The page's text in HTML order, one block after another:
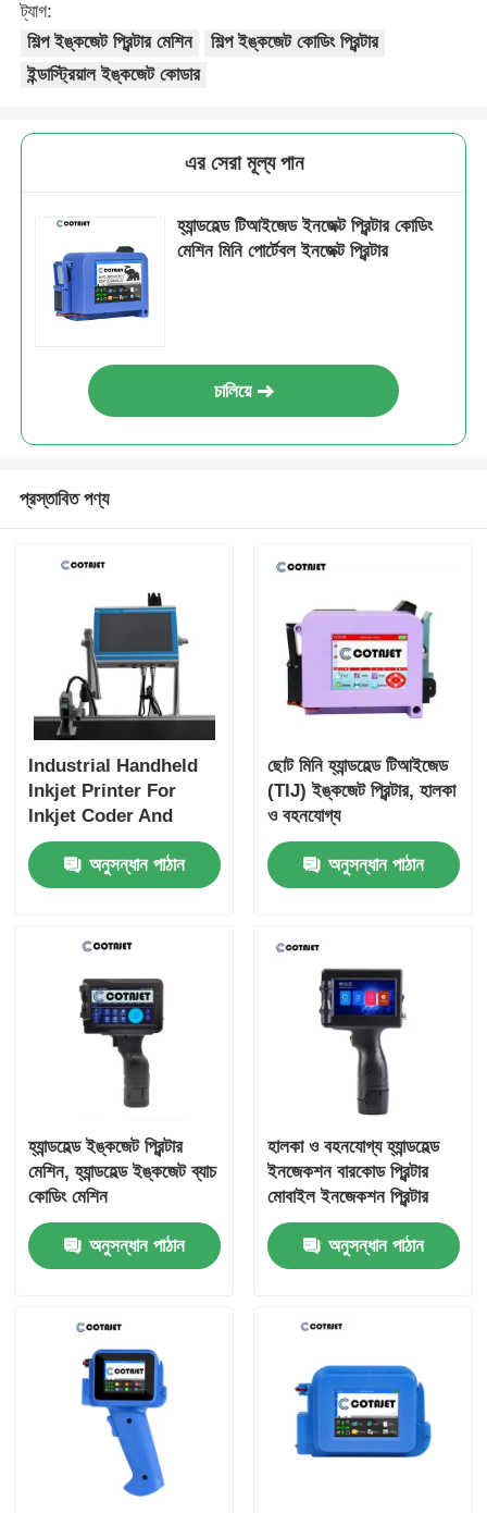
ট্যাগ:
শিল্প ইঙ্কজেট প্রিন্টার মেশিন
শিল্প ইঙ্কজেট কোডিং প্রিন্টার
ইন্ডাস্ট্রিয়াল ইঙ্কজেট কোডার
এর সেরা মূল্য পান
হ্যান্ডহেল্ড টিআইজেড ইনজেক্ট প্রিন্টার কোডিং
মেশিন মিনি পোর্টেবল ইনজেক্ট প্রিন্টার
চালিয়ে
প্রস্তাবিত পণ্য
Industrial Handheld
Inkjet Printer For
Inkjet Coder And
Inkjet Marking
অনুসন্ধান পাঠান
ছোট মিনি হ্যান্ডহেল্ড টিআইজেড
(TIJ) ইঙ্কজেট প্রিন্টার, হালকা
ও বহনযোগ্য
অনুসন্ধান পাঠান
হ্যান্ডহেল্ড ইঙ্কজেট প্রিন্টার
মেশিন, হ্যান্ডহেল্ড ইঙ্কজেট ব্যাচ
কোডিং মেশিন
অনুসন্ধান পাঠান
হালকা ও বহনযোগ্য হ্যান্ডহেল্ড
ইনজেকশন বারকোড প্রিন্টার
মোবাইল ইনজেকশন প্রিন্টার
অনুসন্ধান পাঠান